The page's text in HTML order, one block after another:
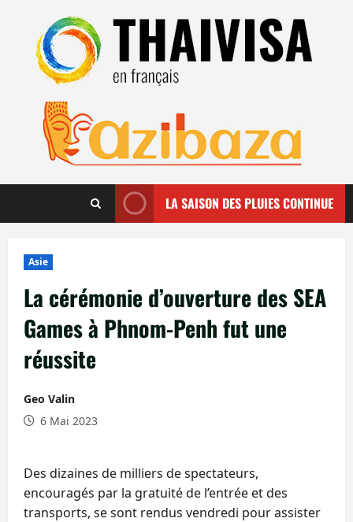
contenu
LA SAISON DES PLUIES CONTINUE
Asie
La cérémonie d’ouverture des SEA
Games à Phnom-Penh fut une
réussite
Geo Valin
6 Mai 2023
Des dizaines de milliers de spectateurs,
encouragés par la gratuité de l’entrée et des
transports, se sont rendus vendredi pour assister